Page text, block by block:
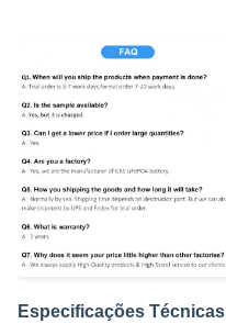
Especificações Técnicas